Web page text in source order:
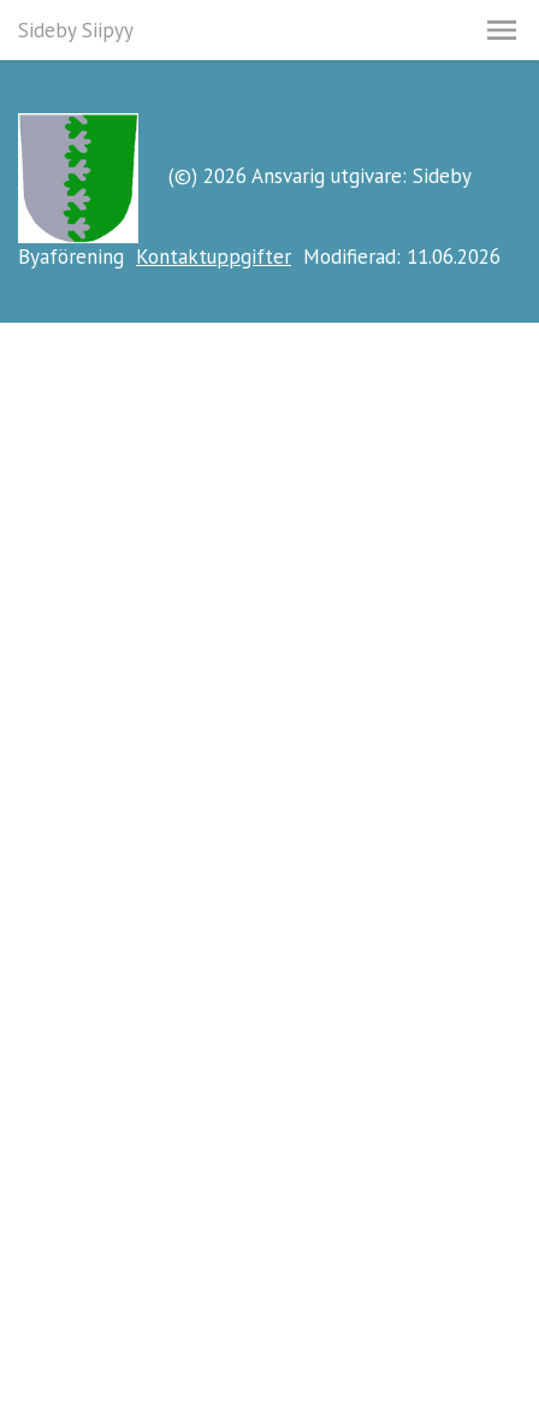
Sideby Siipyy
(©) 2026 Ansvarig utgivare: Sideby
Byaförening Kontaktuppgifter Modifierad: 11.06.2026